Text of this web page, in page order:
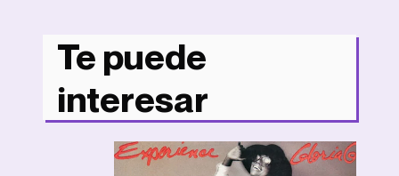
Te puede
interesar